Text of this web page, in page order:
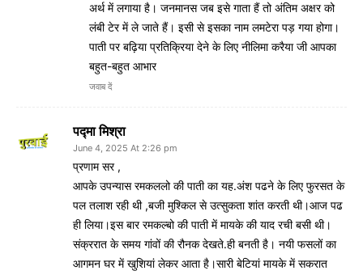
अर्थ में लगाया है। जनमानस जब इसे गाता हैं तो अंतिम अक्षर को
लंबी टेर में ले जाते हैं। इसी से इसका नाम लमटेरा पड़ गया होगा।
पाती पर बढ़िया प्रतिक्रिया देने के लिए नीलिमा करैया जी आपका
बहुत-बहुत आभार
जवाब दें
पद्मा मिश्रा
June 4, 2025 At 2:26 pm
प्रणाम सर ,
आपके उपन्यास रमकललो की पाती का यह.अंश पढने के लिए फुरसत के
पल तलाश रही थी ,बजी मुश्किल से उत्सुकता शांत करती थी।आज पढ
ही लिया।इस बार रमकल्बो की पाती में मायके की याद रची बसी थी।
संक्ररात के समय गांवों की रौनक देखते.ही बनती है। नयी फसलों का
आगमन घर में खुशियां लेकर आता है।सारी बेटियां मायके में सकरात